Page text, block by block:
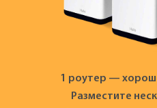
1 роутер —
Разместите